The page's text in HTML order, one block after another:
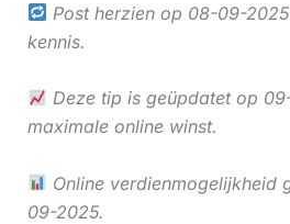
Post herzien op 08-09-
kennis.
Deze tip is geüpdatet op
maximale online winst.
Online verdienmogelijkheid
09-2025.